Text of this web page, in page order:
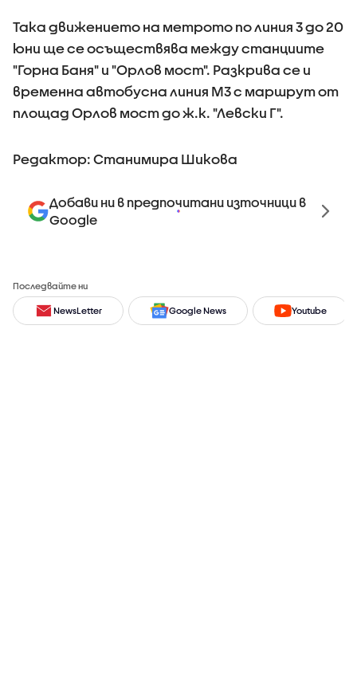
Така движението на метрото по линия 3 до 20
юни ще се осъществява между станциите
"Горна Баня" и "Орлов мост". Разкрива се и
временна автобусна линия М3 с маршрут от
площад Орлов мост до ж.к. "Левски Г".
Редактор: Станимира Шикова
Добави ни в предпочитани източници в
Google
Последвайте ни
NewsLetter Google News Youtube